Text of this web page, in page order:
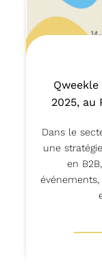
2025, au
Dans le
une
en